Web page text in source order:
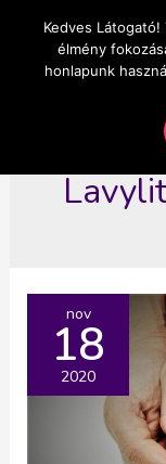
content
OnlineSeedsMan
Üzlet és szabadság
nov
18
2020
Kedves
élmény
honlapunk